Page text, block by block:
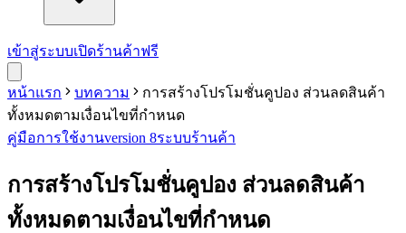
เข้าสู่ระบบเปิดร้านค้าฟรี
หน้าแรก บทความ
การสร้างโปรโมชั่นคูปอง ส่วนลดสินค้า
ทั้งหมดตามเงื่อนไขที่กำหนด
คู่มือการใช้งานversion 8ระบบร้านค้า
การสร้างโปรโมชั่นคูปอง ส่วนลดสินค้า
ทั้งหมดตามเงื่อนไขที่กำหนด